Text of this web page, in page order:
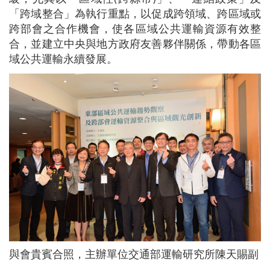
「跨域整合」為執行重點，以促成跨領域、跨區域或
跨部會之合作機會，使各區域公共運輸資源有效整
合，並建立中央與地方政府友善夥伴關係，帶動各區
域公共運輸永續發展。
與會貴賓合照，主辦單位交通部運輸研究所陳天賜副